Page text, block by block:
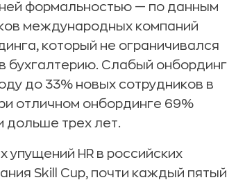
формальностью — по данным
международных компаний
который не ограничивался
бухгалтерию. Слабый онбординг
до 33% новых сотрудников в
отличном онбординге 69%
дольше трех лет.
упущений HR в российских
Skill Cup, почти каждый пятый